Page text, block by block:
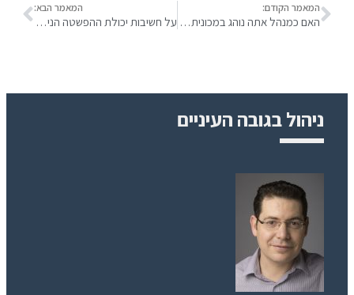
המאמר הקודם:
האם כמנהל אתה נוהג במכונית או בסירה?
המאמר הבא:
על חשיבות יכולת ההפשטה הניהולית
ניהול בגובה העיניים